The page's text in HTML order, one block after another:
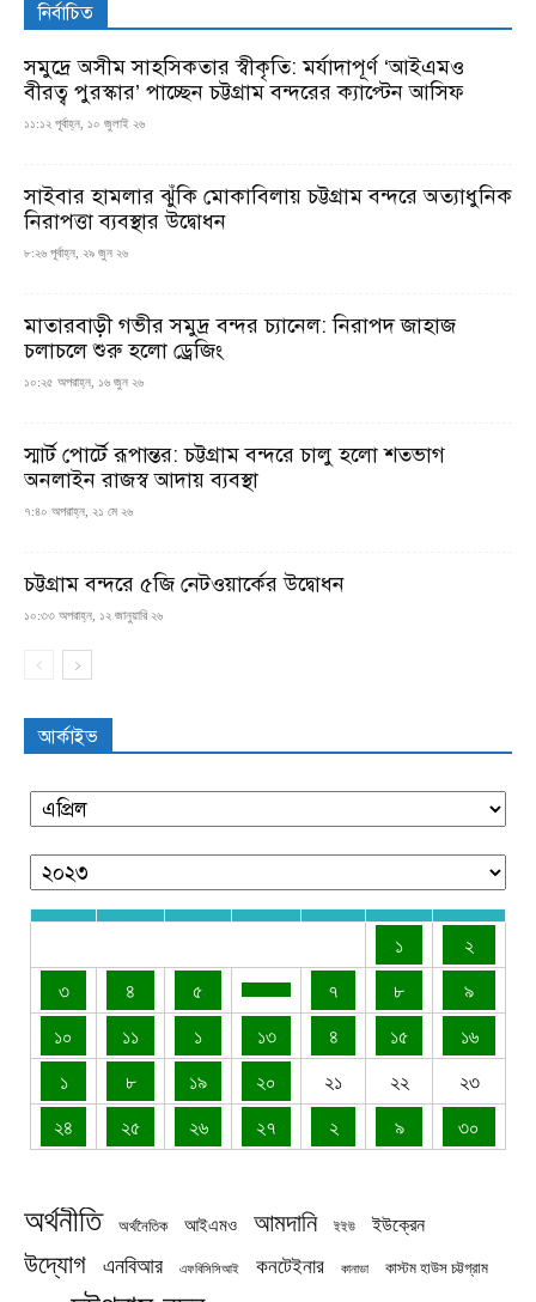
নির্বাচিত
সমুদ্রে অসীম সাহসিকতার স্বীকৃতি: মর্যাদাপূর্ণ ‘আইএমও
বীরত্ব পুরস্কার’ পাচ্ছেন চট্টগ্রাম বন্দরের ক্যাপ্টেন আসিফ
১১:১২ পূর্বাহ্ন, ১০ জুলাই ২৬
সাইবার হামলার ঝুঁকি মোকাবিলায় চট্টগ্রাম বন্দরে অত্যাধুনিক
নিরাপত্তা ব্যবস্থার উদ্বোধন
৮:২৬ পূর্বাহ্ন, ২৯ জুন ২৬
মাতারবাড়ী গভীর সমুদ্র বন্দর চ্যানেল: নিরাপদ জাহাজ
চলাচলে শুরু হলো ড্রেজিং
১০:২৫ অপরাহ্ন, ১৬ জুন ২৬
স্মার্ট পোর্টে রূপান্তর: চট্টগ্রাম বন্দরে চালু হলো শতভাগ
অনলাইন রাজস্ব আদায় ব্যবস্থা
৭:৪০ অপরাহ্ন, ২১ মে ২৬
চট্টগ্রাম বন্দরে ৫জি নেটওয়ার্কের উদ্বোধন
১০:৩৩ অপরাহ্ন, ১২ জানুয়ারি ২৬
আর্কাইভ
১
২
৩
৪ ৫ ৭ ৮
৯
১০
১১ ১ ১৩ ৪ ১৫
১৬
১
৮ ১৯ ২০ ২১ ২২
২৩
২৪
২৫ ২৬ ২৭ ২ ৯ ৩০
অর্থনীতি অর্থনৈতিক আইএমও আমদানি ইইউ ইউক্রেন
উদ্যোগ এনবিআর এফবিসিসিআই কনটেইনার কানাডা কাস্টম হাউস চট্টগ্রাম